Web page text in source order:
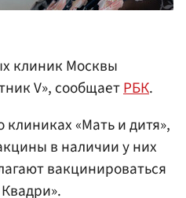
клиник Москвы
V», сообщаетРБК.
клиниках «Мать и дитя»,
в наличии у них
вакцинироваться